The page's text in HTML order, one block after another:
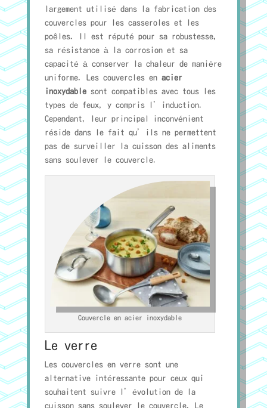
largement utilisé dans la fabrication des
couvercles pour les casseroles et les
poêles. Il est réputé pour sa robustesse,
sa résistance à la corrosion et sa
capacité à conserver la chaleur de manière
uniforme. Les couvercles en acier
inoxydablesont compatibles avec tous les
types de feux, y compris l’induction.
Cependant, leur principal inconvénient
réside dans le fait qu’ils ne permettent
pas de surveiller la cuisson des aliments
sans soulever le couvercle.
Couvercle en acier inoxydable
Le verre
Les couvercles en verre sont une
alternative intéressante pour ceux qui
souhaitent suivre l’évolution de la
cuisson sans soulever le couvercle. Le